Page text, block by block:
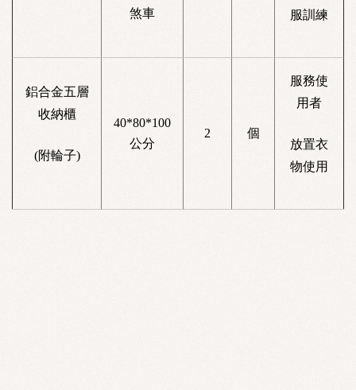
煞車
服訓練
鋁合金五層
收納櫃
(附輪子)
40*80*100
公分
2 個
服務使
用者
放置衣
物使用